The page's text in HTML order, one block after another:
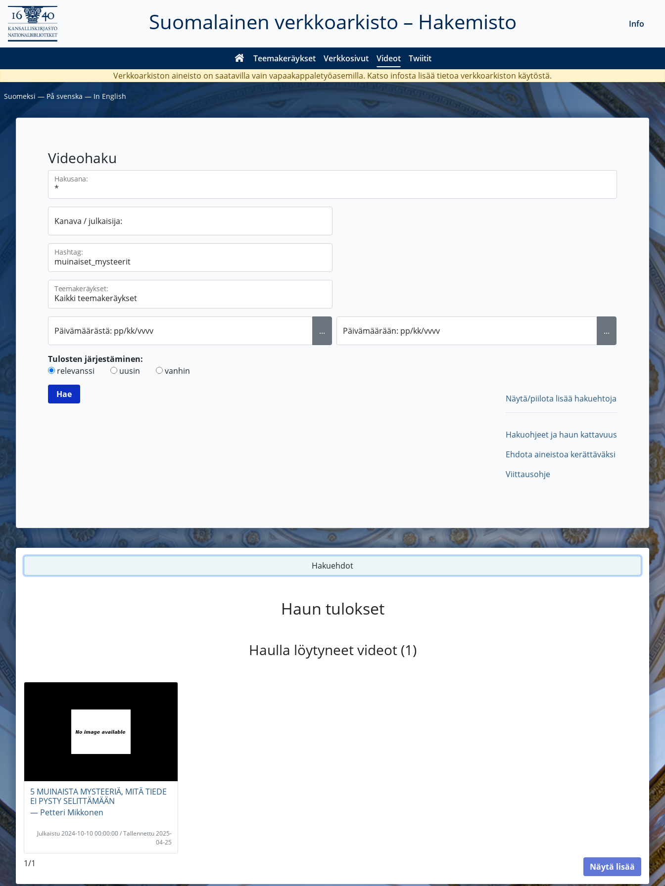
Suomalainen verkkoarkisto – Hakemisto
Teemakeräykset Verkkosivut Videot Twiitit
Info
Verkkoarkiston aineisto on saatavilla vain vapaakappaletyöasemilla. Katso infosta lisää tietoa verkkoarkiston käytöstä.
Suomeksi ― På svenska ― In English
Videohaku
Hakusana:
Kanava / julkaisija:
Hashtag:
Teemakeräykset:
Päivämäärästä: pp/kk/vvvv ... Päivämäärään: pp/kk/vvvv ...
Tulosten järjestäminen:
relevanssi
uusin vanhin
Näytä/piilota lisää hakuehtoja
Hakuohjeet ja haun kattavuus
Ehdota aineistoa kerättäväksi
Viittausohje
Hakuehdot
Haun tulokset
Haulla löytyneet videot (1)
5 MUINAISTA MYSTEERIÄ, MITÄ TIEDE
EI PYSTY SELITTÄMÄÄN
― Petteri Mikkonen
Julkaistu 2024-10-10 00:00:00 / Tallennettu 2025-
04-25
1/1 Näytä lisää